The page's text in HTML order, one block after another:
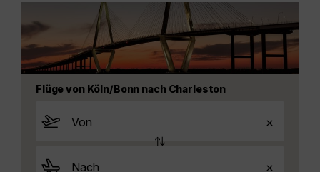
Flüge von Köln/Bonn nach Charleston